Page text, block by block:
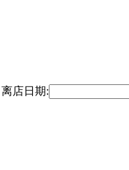
离店日期: